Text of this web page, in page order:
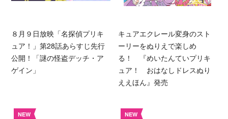
８月９日放映「名探偵プリキ
ュア！」第28話あらすじ先行
公開！「謎の怪盗デッチ・ア
ゲイン」
キュアエクレール変身のスト
ーリーをぬりえで楽しめ
る！ 『めいたんていプリキ
ュア！ おはなしドレスぬり
ええほん』発売
NEW NEW